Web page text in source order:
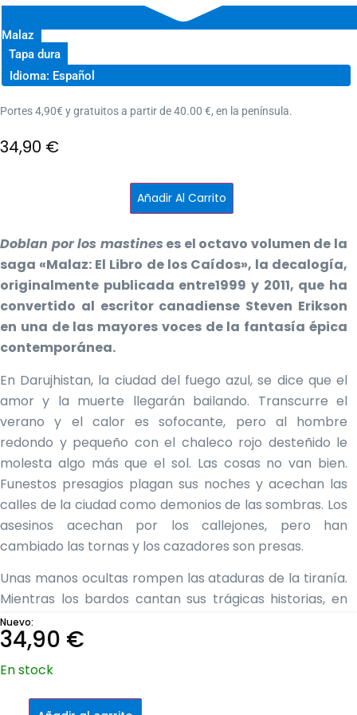
Malaz
Tapa dura
Idioma: Español
Portes 4,90€ y gratuitos a partir de 40.00 €, en la península.
34,90 €
Malaz
cantidad
Añadir Al Carrito
Doblan por los mastines es el octavo volumen de la
saga «Malaz: El Libro de los Caídos», la decalogía,
originalmente publicada entre1999 y 2011, que ha
convertido al escritor canadiense Steven Erikson
en una de las mayores voces de la fantasía épica
contemporánea.
En Darujhistan, la ciudad del fuego azul, se dice que el
amor y la muerte llegarán bailando. Transcurre el
verano y el calor es sofocante, pero al hombre
redondo y pequeño con el chaleco rojo desteñido le
molesta algo más que el sol. Las cosas no van bien.
Funestos presagios plagan sus noches y acechan las
calles de la ciudad como demonios de las sombras. Los
asesinos acechan por los callejones, pero han
cambiado las tornas y los cazadores son presas.
Unas manos ocultas rompen las ataduras de la tiranía.
Mientras los bardos cantan sus trágicas historias, en
algún lugar lejano se oye el aullido de los mastines… Y
en la distante ciudad de Coral Negro, donde gobierna el
Hijo de la Oscuridad, hay sed de venganza. Parece que
bailando.
Nuevo:
34,90 €
En stock
Doblan